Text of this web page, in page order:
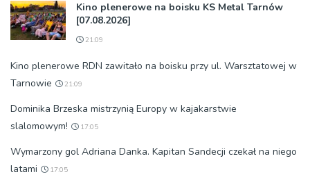
Kino plenerowe na boisku KS Metal Tarnów
[07.08.2026]
21:09
Kino plenerowe RDN zawitało na boisku przy ul. Warsztatowej w
Tarnowie
21:09
Dominika Brzeska mistrzynią Europy w kajakarstwie
slalomowym!
17:05
Wymarzony gol Adriana Danka. Kapitan Sandecji czekał na niego
latami
17:05